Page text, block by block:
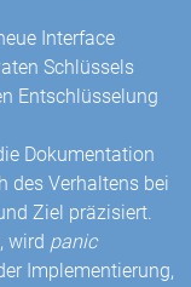
Interface
Schlüssels
Entschlüsselung
Dokumentation
des Verhaltens bei
Ziel präzisiert.
wird panic
Implementierung,